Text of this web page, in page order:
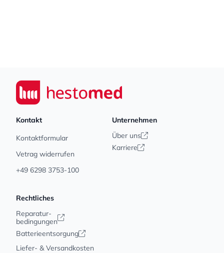
Seiwert GmbH
Kontakt
Kontaktformular
Vetrag widerrufen
+49 6298 3753-100
Unternehmen
Über uns
Karriere
Rechtliches
Reparatur-
bedingungen
Batterieentsorgung
Liefer- & Versandkosten